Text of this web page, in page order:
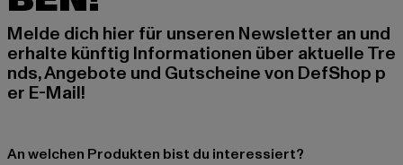
Melde dich hier für unseren Newsletter an und
erhalte künftig Informationen über aktuelle Tre
nds, Angebote und Gutscheine von DefShop p
er E-Mail!
An welchen Produkten bist du interessiert?